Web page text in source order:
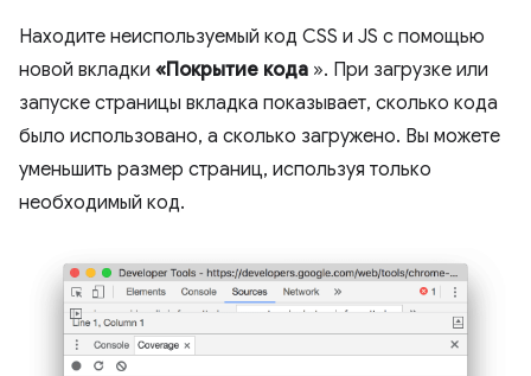
Находите неиспользуемый код CSS и JS с помощью
новой вкладки «Покрытие кода ». При загрузке или
запуске страницы вкладка показывает, сколько кода
было использовано, а сколько загружено. Вы можете
уменьшить размер страниц, используя только
необходимый код.